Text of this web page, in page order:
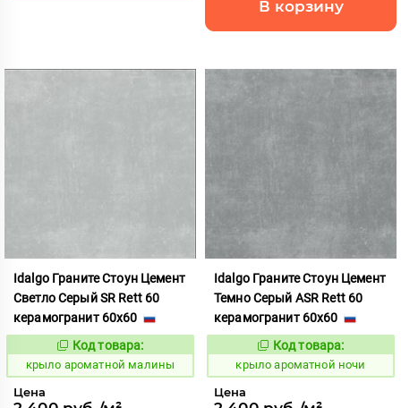
В корзину
Idalgo Граните Стоун Цемент
Светло Серый SR Rett 60
керамогранит 60x60
828421
Код товара:
крыло ароматной малины
Цена
Idalgo Граните Стоун Цемент
Темно Серый ASR Rett 60
керамогранит 60x60
828436
Код товара:
крыло ароматной ночи
Цена